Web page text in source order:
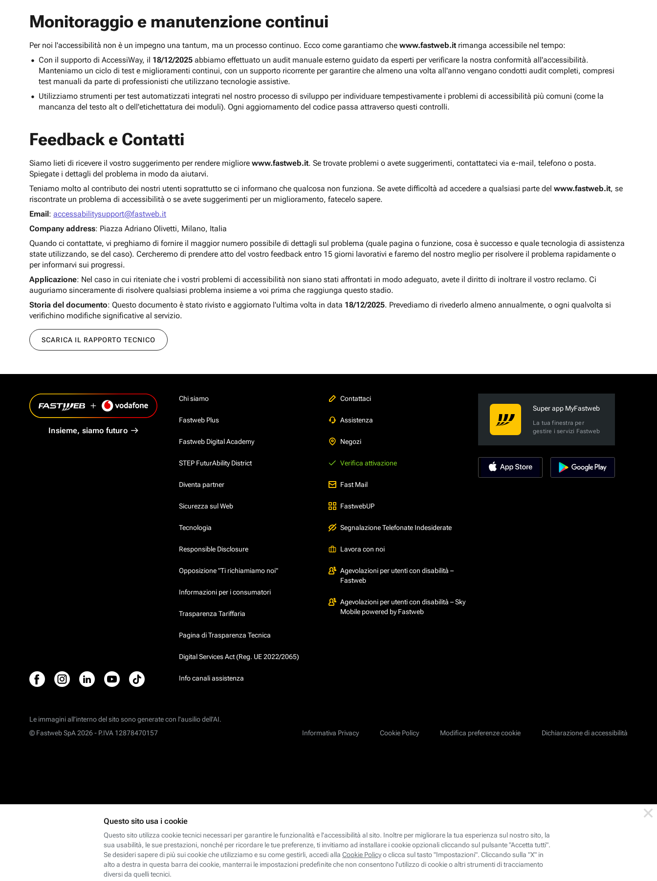
Monitoraggio e manutenzione continui
Per noi l'accessibilità non è un impegno una tantum, ma un processo continuo. Ecco come garantiamo che www.fastweb.it rimanga accessibile nel tempo:
Con il supporto di AccessiWay, il 18/12/2025 abbiamo effettuato un audit manuale esterno guidato da esperti per verificare la nostra conformità all'accessibilità.
Manteniamo un ciclo di test e miglioramenti continui, con un supporto ricorrente per garantire che almeno una volta all'anno vengano condotti audit completi, compresi
test manuali da parte di professionisti che utilizzano tecnologie assistive.
Utilizziamo strumenti per test automatizzati integrati nel nostro processo di sviluppo per individuare tempestivamente i problemi di accessibilità più comuni (come la
mancanza del testo alt o dell'etichettatura dei moduli). Ogni aggiornamento del codice passa attraverso questi controlli.
Feedback e Contatti
Siamo lieti di ricevere il vostro suggerimento per rendere migliore www.fastweb.it. Se trovate problemi o avete suggerimenti, contattateci via e-mail, telefono o posta.
Spiegate i dettagli del problema in modo da aiutarvi.
Teniamo molto al contributo dei nostri utenti soprattutto se ci informano che qualcosa non funziona. Se avete difficoltà ad accedere a qualsiasi parte del www.fastweb.it, se
riscontrate un problema di accessibilità o se avete suggerimenti per un miglioramento, fatecelo sapere.
Email: accessabilitysupport@fastweb.it
Company address: Piazza Adriano Olivetti, Milano, Italia
Quando ci contattate, vi preghiamo di fornire il maggior numero possibile di dettagli sul problema (quale pagina o funzione, cosa è successo e quale tecnologia di assistenza
state utilizzando, se del caso). Cercheremo di prendere atto del vostro feedback entro 15 giorni lavorativi e faremo del nostro meglio per risolvere il problema rapidamente o
per informarvi sui progressi.
Applicazione: Nel caso in cui riteniate che i vostri problemi di accessibilità non siano stati affrontati in modo adeguato, avete il diritto di inoltrare il vostro reclamo. Ci
auguriamo sinceramente di risolvere qualsiasi problema insieme a voi prima che raggiunga questo stadio.
Storia del documento: Questo documento è stato rivisto e aggiornato l'ultima volta in data 18/12/2025. Prevediamo di rivederlo almeno annualmente, o ogni qualvolta si
verifichino modifiche significative al servizio.
SCARICA IL RAPPORTO TECNICO
Insieme, siamo futuro
Chi siamo
Fastweb Plus
Fastweb Digital Academy
STEP FuturAbility District
Diventa partner
Sicurezza sul Web
Tecnologia
Responsible Disclosure
Opposizione "Ti richiamiamo noi"
Informazioni per i consumatori
Trasparenza Tariffaria
Pagina di Trasparenza Tecnica
Digital Services Act (Reg. UE 2022/2065)
Info canali assistenza
Contattaci
Assistenza
Negozi
Verifica attivazione
Fast Mail
FastwebUP
Segnalazione Telefonate Indesiderate
Lavora con noi
Agevolazioni per utenti con disabilità –
Fastweb
Agevolazioni per utenti con disabilità – Sky
Mobile powered by Fastweb
Super app MyFastweb
La tua finestra per
gestire i servizi Fastweb
Le immagini all’interno del sito sono generate con l'ausilio dell'AI.
Informativa Privacy
Cookie Policy Modifica preferenze cookie Dichiarazione di accessibilità
© Fastweb SpA 2026 - P.IVA 12878470157